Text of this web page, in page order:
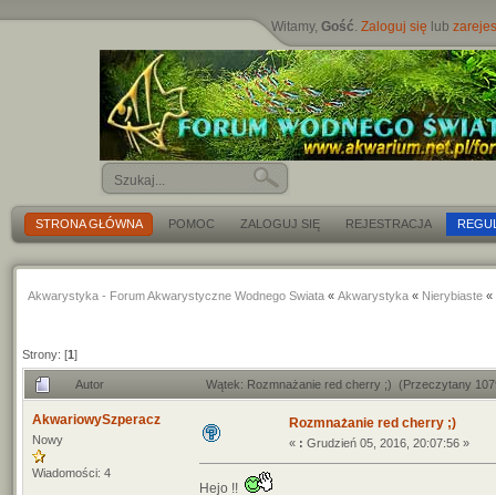
Witamy,Gość.Zaloguj się lub
STRONA GŁÓWNA POMOC ZALOGUJ SIĘ REJESTRACJA
Akwarystyka - Forum Akwarystyczne Wodnego Swiata « Akwarystyka « Nierybiaste «
Strony: [1]
Autor Wątek: Rozmnażanie red cherry ;) (Przeczytany
AkwariowySzperacz
Nowy
Wiadomości: 4
Rozmnażanie red cherry ;)
« : Grudzień 05, 2016, 20:07:56 »
Hejo !!